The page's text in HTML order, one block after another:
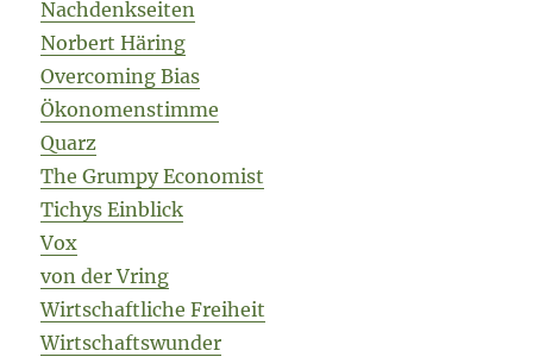
Nachdenkseiten
Norbert Häring
Overcoming Bias
Ökonomenstimme
Quarz
The Grumpy Economist
Tichys Einblick
Vox
von der Vring
Wirtschaftliche Freiheit
Wirtschaftswunder